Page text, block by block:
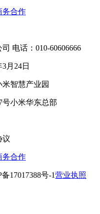
务合作
电话：010-60606666
月24日
智慧产业园
小米华东总部
议
务合作
17017388号-1营业执照